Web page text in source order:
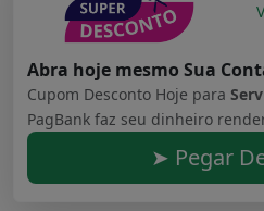
Abra hoje mesmo Sua
Cupom Desconto Hoje para
PagBank faz seu dinheiro
➤ Pegar